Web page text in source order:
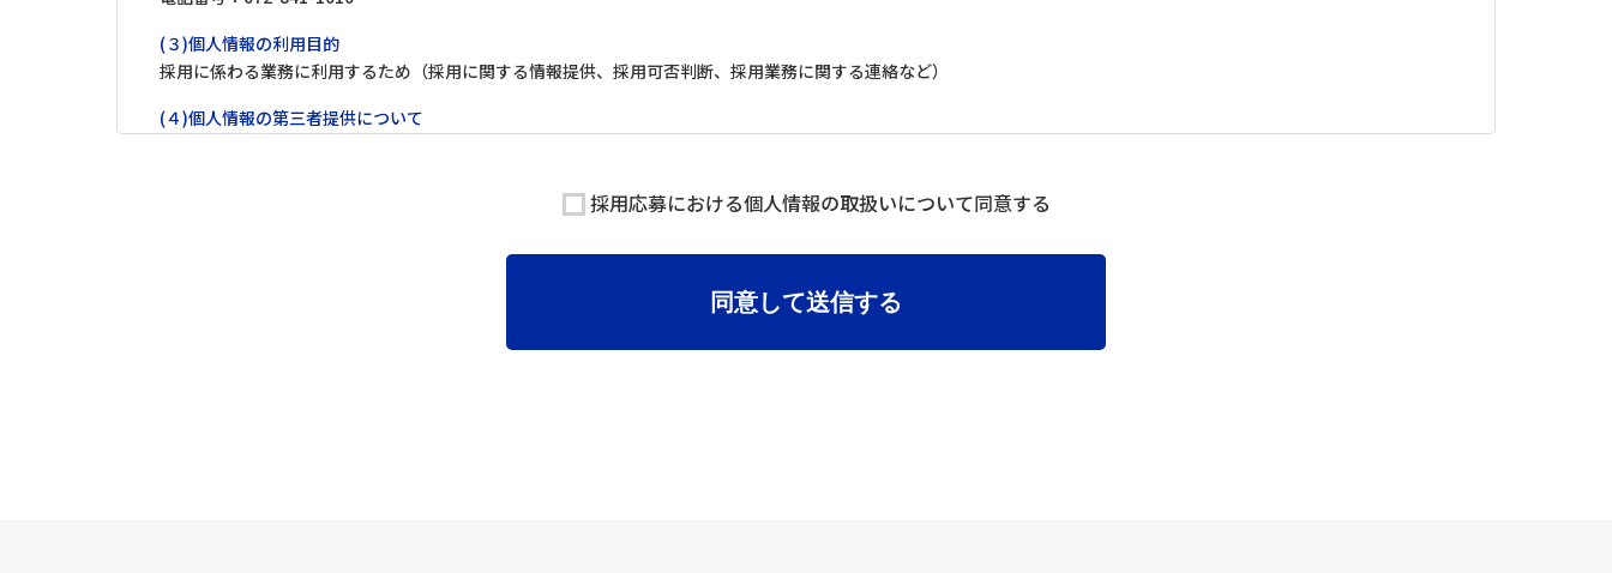
(３)個人情報の利用目的
採用に係わる業務に利用するため（採用に関する情報提供、採用可否判断、採用業務に関する連絡など）
(４)個人情報の第三者提供について
取得した個人情報の取扱いの全部又は、一部を委託することがございます。
(６)個人情報を与えなかった場合に生じる結果
個人情報を与えることは任意です。個人情報に関する情報の一部をご提供いただけない場合は、採用選考の対象外となる場合がございますので、ご了承ください。また、こ
れによりご本人様が被った損害（逸失利益を含む）、不利益等について、当社は何らの賠償責任等を負いません。
採用応募における個人情報の取扱いについて同意する
同意して送信する